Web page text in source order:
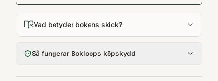
Vad betyder bokens skick?
Så fungerar Bokloops köpskydd